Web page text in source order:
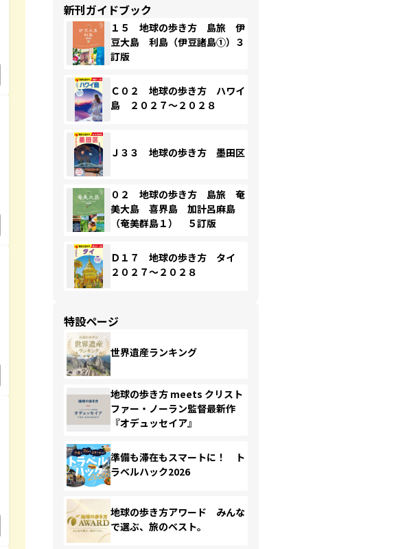
新刊ガイドブック
１５ 地球の歩き方 島旅 伊
豆大島 利島（伊豆諸島①）３
訂版
Ｃ０２ 地球の歩き方 ハワイ
島 ２０２７～２０２８
Ｊ３３ 地球の歩き方 墨田区
０２ 地球の歩き方 島旅 奄
美大島 喜界島 加計呂麻島
（奄美群島１） ５訂版
Ｄ１７ 地球の歩き方 タイ
２０２７～２０２８
特設ページ
世界遺産ランキング
地球の歩き方 meets クリスト
ファー・ノーラン監督最新作
『オデュッセイア』
準備も滞在もスマートに！ ト
ラベルハック2026
地球の歩き方アワード みんな
で選ぶ、旅のベスト。